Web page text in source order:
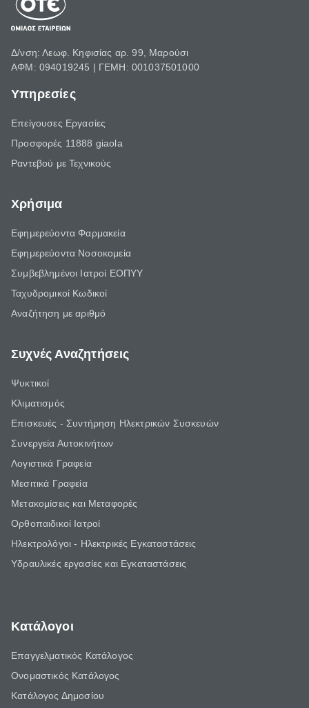
Δ/νση: Λεωφ. Κηφισίας αρ. 99, Μαρούσι
ΑΦΜ: 094019245 | ΓΕΜΗ: 001037501000
Υπηρεσίες
Επείγουσες Εργασίες
Προσφορές 11888 giaola
Ραντεβού με Τεχνικούς
Χρήσιμα
Εφημερεύοντα Φαρμακεία
Εφημερεύοντα Νοσοκομεία
Συμβεβλημένοι Ιατροί ΕΟΠΥΥ
Ταχυδρομικοί Κωδικοί
Αναζήτηση με αριθμό
Συχνές Αναζητήσεις
Ψυκτικοί
Κλιματισμός
Επισκευές - Συντήρηση Ηλεκτρικών Συσκευών
Συνεργεία Αυτοκινήτων
Λογιστικά Γραφεία
Μεσιτικά Γραφεία
Μετακομίσεις και Μεταφορές
Ορθοπαιδικοί Ιατροί
Ηλεκτρολόγοι - Ηλεκτρικές Εγκαταστάσεις
Υδραυλικές εργασίες και Εγκαταστάσεις
Κατάλογοι
Επαγγελματικός Κατάλογος
Ονομαστικός Κατάλογος
Κατάλογος Δημοσίου